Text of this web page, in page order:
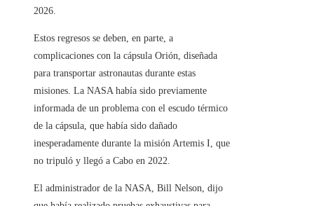
2026.
Estos regresos se deben, en parte, a
complicaciones con la cápsula Orión, diseñada
para transportar astronautas durante estas
misiones. La NASA había sido previamente
informada de un problema con el escudo térmico
de la cápsula, que había sido dañado
inesperadamente durante la misión Artemis I, que
no tripuló y llegó a Cabo en 2022.
El administrador de la NASA, Bill Nelson, dijo